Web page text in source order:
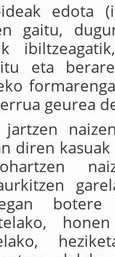
edota
gaitu,
eta
geurea
diren